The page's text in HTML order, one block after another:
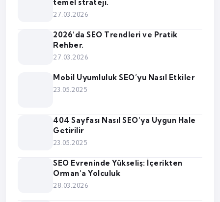
temel strateji.
27.03.2026
2026’da SEO Trendleri ve Pratik
Rehber.
27.03.2026
Mobil Uyumluluk SEO’yu Nasıl Etkiler
23.05.2025
404 Sayfası Nasıl SEO’ya Uygun Hale
Getirilir
23.05.2025
SEO Evreninde Yükseliş: İçerikten
Orman’a Yolculuk
28.03.2026